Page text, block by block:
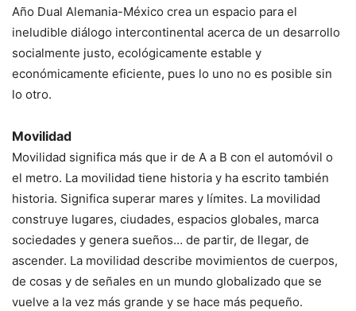
Año Dual Alemania-México crea un espacio para el
ineludible diálogo intercontinental acerca de un desarrollo
socialmente justo, ecológicamente estable y
económicamente eficiente, pues lo uno no es posible sin
lo otro.
Movilidad
Movilidad significa más que ir de A a B con el automóvil o
el metro. La movilidad tiene historia y ha escrito también
historia. Significa superar mares y límites. La movilidad
construye lugares, ciudades, espacios globales, marca
sociedades y genera sueños… de partir, de llegar, de
ascender. La movilidad describe movimientos de cuerpos,
de cosas y de señales en un mundo globalizado que se
vuelve a la vez más grande y se hace más pequeño.